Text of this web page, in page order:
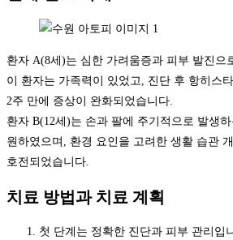
환자 A(8세)는 심한 가려움증과 피부 발진으
이 환자는 가족력이 있었고, 진단 후 항히스
2주 만에 증상이 완화되었습니다.
환자 B(12세)는 손과 팔에 주기적으로 발생
원하였으며, 환경 요인을 고려한 생활 습관
호전되었습니다.
치료 방법과 치료 계획
첫 단계는 정확한 진단과 피부 관리입